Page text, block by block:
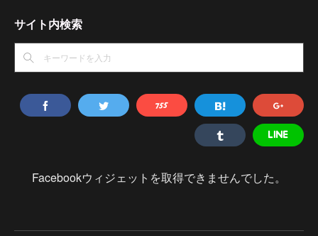
サイト内検索
Facebookウィジェットを取得できませんでした。